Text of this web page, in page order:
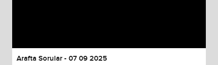
Arafta Sorular - 07 09 2025